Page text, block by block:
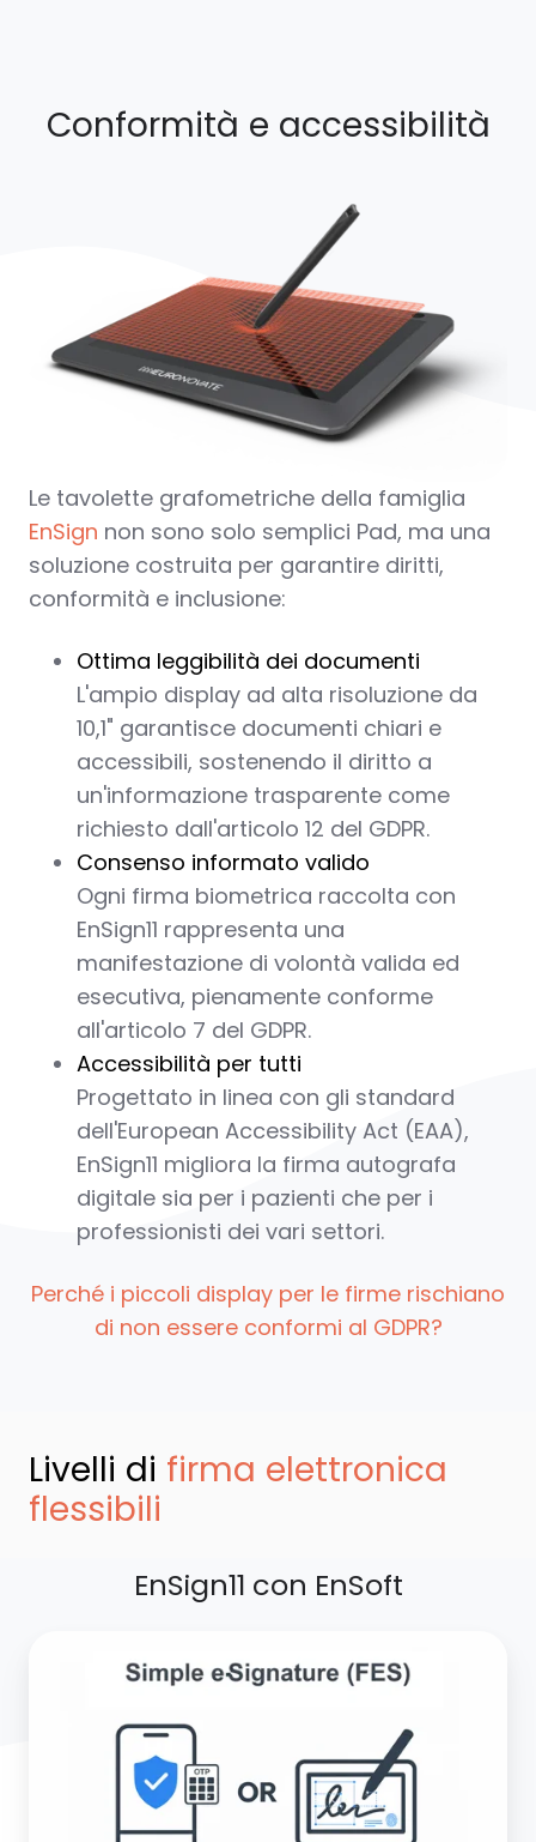
Conformità e accessibilità
Le tavolette grafometriche della famiglia
EnSign non sono solo semplici Pad, ma una
soluzione costruita per garantire diritti,
conformità e inclusione:
Ottima leggibilità dei documenti
L'ampio display ad alta risoluzione da
10,1" garantisce documenti chiari e
accessibili, sostenendo il diritto a
un'informazione trasparente come
richiesto dall'articolo 12 del GDPR.
Consenso informato valido
Ogni firma biometrica raccolta con
EnSign11 rappresenta una
manifestazione di volontà valida ed
esecutiva, pienamente conforme
all'articolo 7 del GDPR.
Accessibilità per tutti
Progettato in linea con gli standard
dell'European Accessibility Act (EAA),
EnSign11 migliora la firma autografa
digitale sia per i pazienti che per i
professionisti dei vari settori.
Perché i piccoli display per le firme rischiano
di non essere conformi al GDPR?
Livelli di firma elettronica
flessibili
EnSign11 con EnSoft
elettronica